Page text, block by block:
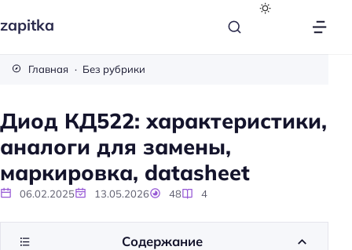
zapitka
Главная Без рубрики
Диод КД522: характеристики,
аналоги для замены,
маркировка, datasheet
06.02.2025 13.05.2026 48 4
Содержание